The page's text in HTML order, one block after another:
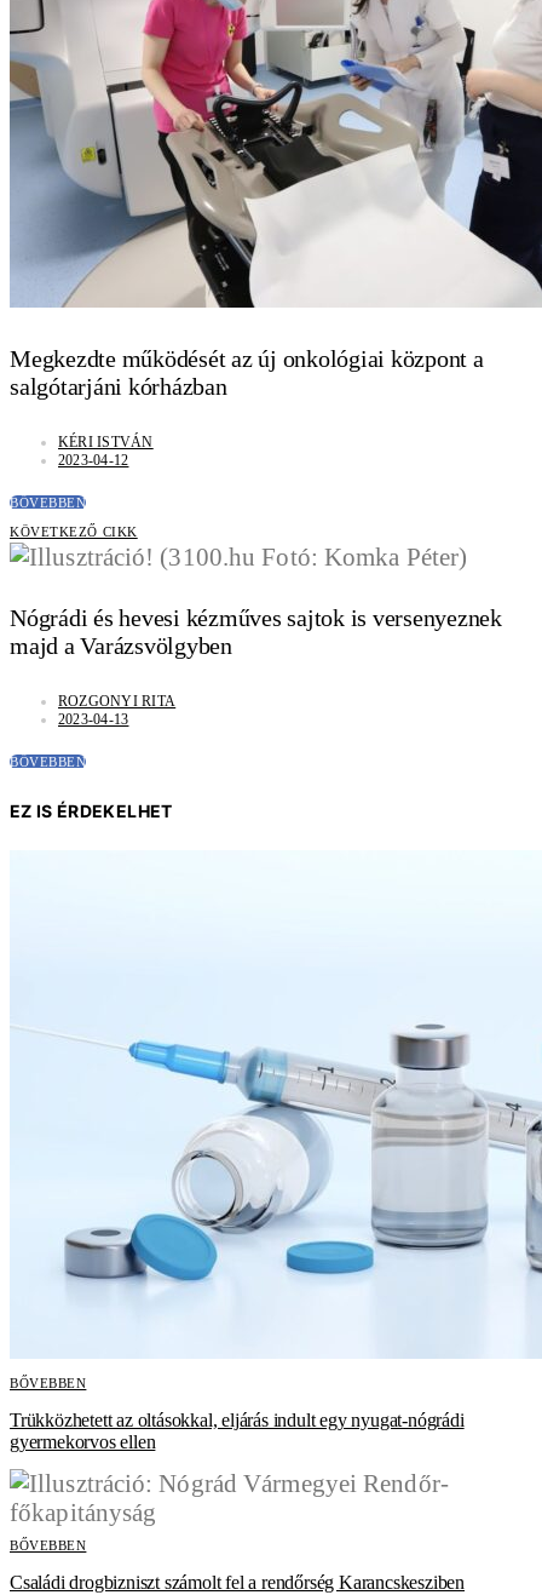
Megkezdte működését az új onkológiai központ a
salgótarjáni kórházban
KÉRI ISTVÁN
2023-04-12
BŐVEBBEN
KÖVETKEZŐ CIKK
Nógrádi és hevesi kézműves sajtok is versenyeznek
majd a Varázsvölgyben
ROZGONYI RITA
2023-04-13
BŐVEBBEN
EZ IS ÉRDEKELHET
BŐVEBBEN
Trükközhetett az oltásokkal, eljárás indult egy nyugat-nógrádi
gyermekorvos ellen
BŐVEBBEN
Családi drogbizniszt számolt fel a rendőrség Karancskesziben